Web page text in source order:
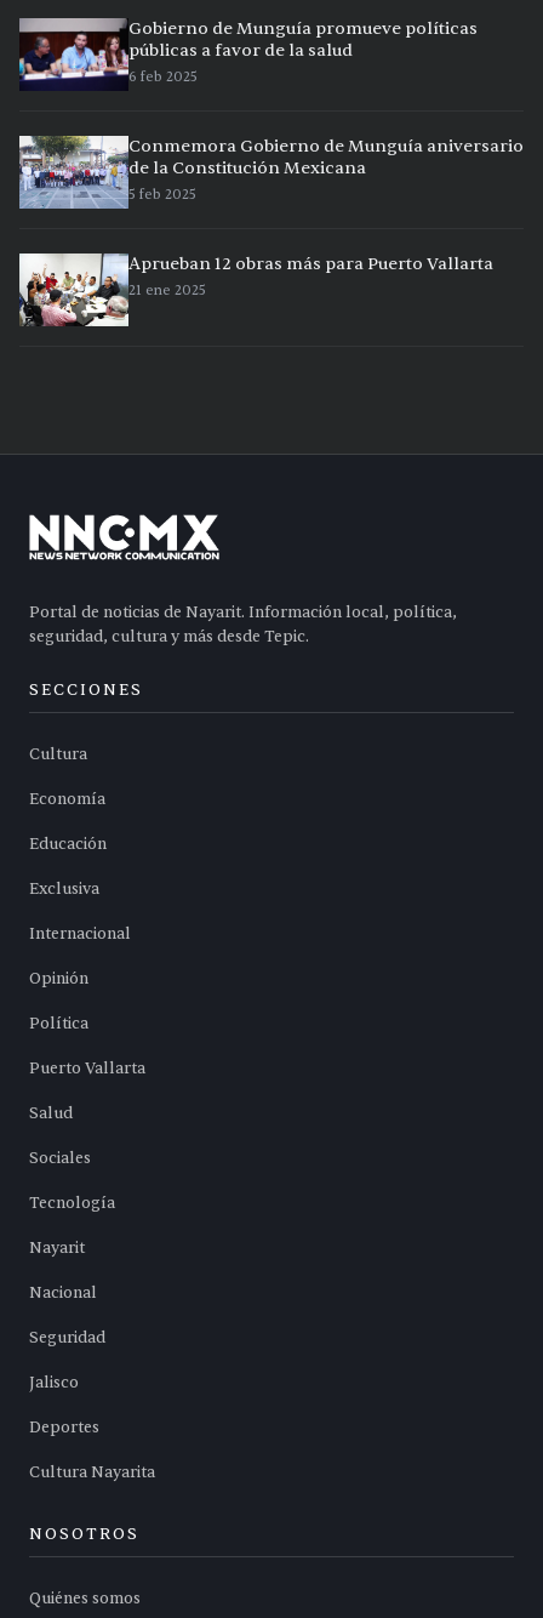
Gobierno de Munguía promueve políticas
públicas a favor de la salud
6 feb 2025
Conmemora Gobierno de Munguía aniversario
de la Constitución Mexicana
5 feb 2025
Aprueban 12 obras más para Puerto Vallarta
21 ene 2025
Portal de noticias de Nayarit. Información local, política,
seguridad, cultura y más desde Tepic.
SECCIONES
Cultura
Economía
Educación
Exclusiva
Internacional
Opinión
Política
Puerto Vallarta
Salud
Sociales
Tecnología
Nayarit
Nacional
Seguridad
Jalisco
Deportes
Cultura Nayarita
NOSOTROS
Quiénes somos